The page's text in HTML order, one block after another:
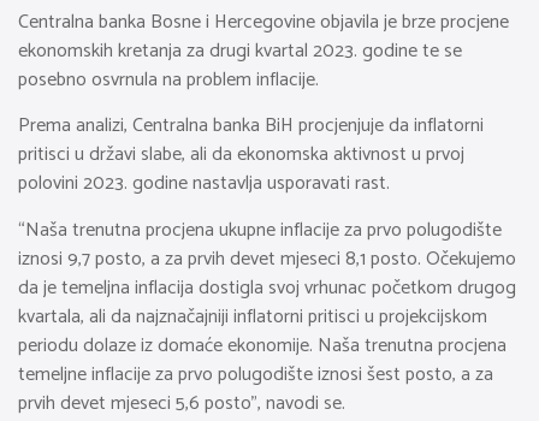
Centralna banka Bosne i Hercegovine objavila je brze procjene
ekonomskih kretanja za drugi kvartal 2023. godine te se
posebno osvrnula na problem inflacije.
Prema analizi, Centralna banka BiH procjenjuje da inflatorni
pritisci u državi slabe, ali da ekonomska aktivnost u prvoj
polovini 2023. godine nastavlja usporavati rast.
“Naša trenutna procjena ukupne inflacije za prvo polugodište
iznosi 9,7 posto, a za prvih devet mjeseci 8,1 posto. Očekujemo
da je temeljna inflacija dostigla svoj vrhunac početkom drugog
kvartala, ali da najznačajniji inflatorni pritisci u projekcijskom
periodu dolaze iz domaće ekonomije. Naša trenutna procjena
temeljne inflacije za prvo polugodište iznosi šest posto, a za
prvih devet mjeseci 5,6 posto”, navodi se.